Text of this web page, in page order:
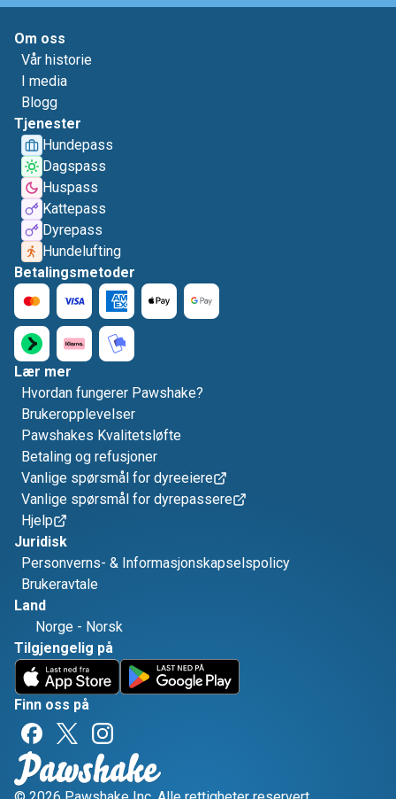
Om oss
Vår historie
I media
Blogg
Tjenester
Hundepass
Dagspass
Huspass
Kattepass
Dyrepass
Hundelufting
Betalingsmetoder
Lær mer
Hvordan fungerer Pawshake?
Brukeropplevelser
Pawshakes Kvalitetsløfte
Betaling og refusjoner
Vanlige spørsmål for dyreeiere
Vanlige spørsmål for dyrepassere
Hjelp
Juridisk
Personverns- & Informasjonskapselspolicy
Brukeravtale
Land
Norge - Norsk
Tilgjengelig på
Finn oss på